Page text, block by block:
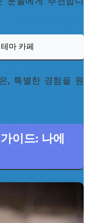
마 카페
, 특별한 경험을 원
이드: 나에